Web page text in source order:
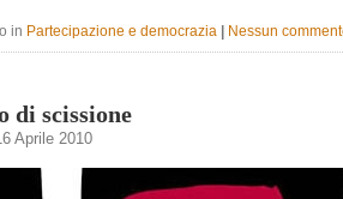
in Partecipazione e democrazia Nessun
di scissione
Aprile 2010